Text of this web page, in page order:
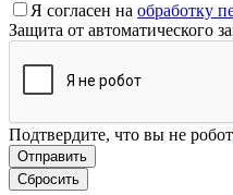
Я согласен на обработку
Защита от автоматического
Подтвердите, что вы не робот